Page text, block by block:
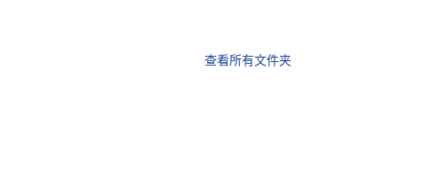
查看所有文件夹